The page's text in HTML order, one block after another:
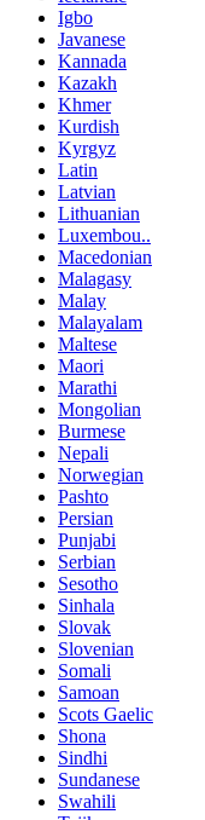
Igbo
Javanese
Kannada
Kazakh
Khmer
Kurdish
Kyrgyz
Latin
Latvian
Lithuanian
Luxembou..
Macedonian
Malagasy
Malay
Malayalam
Maltese
Maori
Marathi
Mongolian
Burmese
Nepali
Norwegian
Pashto
Persian
Punjabi
Serbian
Sesotho
Sinhala
Slovak
Slovenian
Somali
Samoan
Scots Gaelic
Shona
Sindhi
Sundanese
Swahili